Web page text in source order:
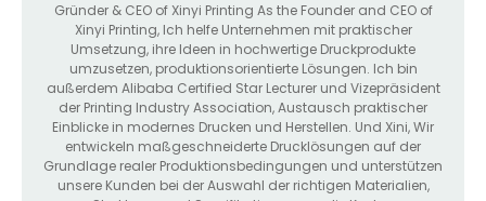
Gründer & CEO of Xinyi Printing As the Founder and CEO of
Xinyi Printing, Ich helfe Unternehmen mit praktischer
Umsetzung, ihre Ideen in hochwertige Druckprodukte
umzusetzen, produktionsorientierte Lösungen. Ich bin
außerdem Alibaba Certified Star Lecturer und Vizepräsident
der Printing Industry Association, Austausch praktischer
Einblicke in modernes Drucken und Herstellen. Und Xini, Wir
entwickeln maßgeschneiderte Drucklösungen auf der
Grundlage realer Produktionsbedingungen und unterstützen
unsere Kunden bei der Auswahl der richtigen Materialien,